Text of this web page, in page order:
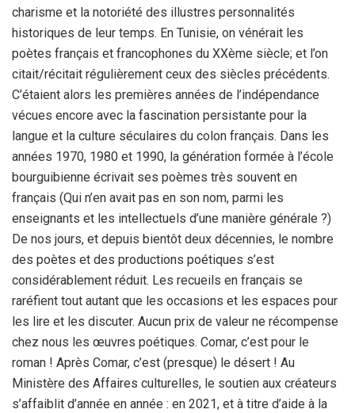
charisme et la notoriété des illustres personnalités
historiques de leur temps. En Tunisie, on vénérait les
poètes français et francophones du XXème siècle; et l’on
citait/récitait régulièrement ceux des siècles précédents.
C’étaient alors les premières années de l’indépendance
vécues encore avec la fascination persistante pour la
langue et la culture séculaires du colon français. Dans les
années 1970, 1980 et 1990, la génération formée à l’école
bourguibienne écrivait ses poèmes très souvent en
français (Qui n’en avait pas en son nom, parmi les
enseignants et les intellectuels d’une manière générale ?)
De nos jours, et depuis bientôt deux décennies, le nombre
des poètes et des productions poétiques s’est
considérablement réduit. Les recueils en français se
raréfient tout autant que les occasions et les espaces pour
les lire et les discuter. Aucun prix de valeur ne récompense
chez nous les œuvres poétiques. Comar, c’est pour le
roman ! Après Comar, c’est (presque) le désert ! Au
Ministère des Affaires culturelles, le soutien aux créateurs
s’affaiblit d’année en année : en 2021, et à titre d’aide à la